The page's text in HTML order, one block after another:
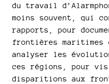
du travail
moins souvent, qui
rapports, pour
frontières maritimes
analyser les
ces régions, pour
disparitions aux